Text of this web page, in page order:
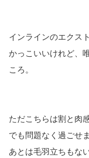
インラインのエクス
かっこいいけれど、
ころ。
ただこちらは割と肉
でも問題なく過ごせま
あとは毛羽立ちもな